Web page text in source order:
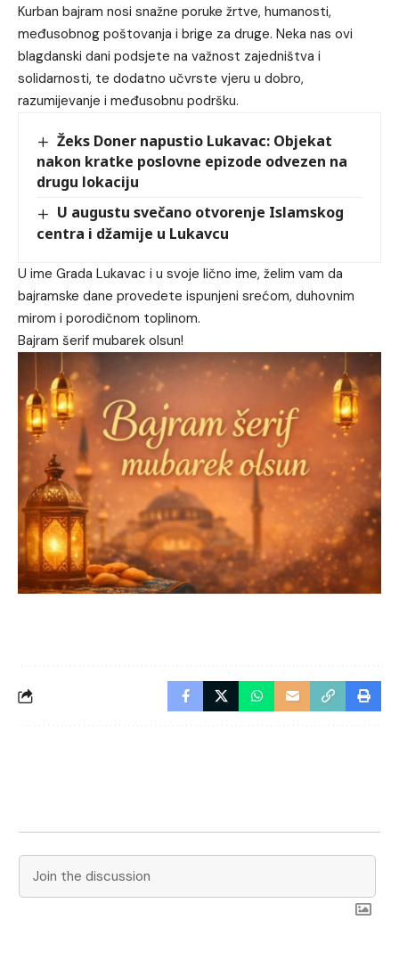
Kurban bajram nosi snažne poruke žrtve, humanosti,
međusobnog poštovanja i brige za druge. Neka nas ovi
blagdanski dani podsjete na važnost zajedništva i
solidarnosti, te dodatno učvrste vjeru u dobro,
razumijevanje i međusobnu podršku.
Žeks Doner napustio Lukavac: Objekat
nakon kratke poslovne epizode odvezen na
drugu lokaciju
U augustu svečano otvorenje Islamskog
centra i džamije u Lukavcu
U ime Grada Lukavac i u svoje lično ime, želim vam da
bajramske dane provedete ispunjeni srećom, duhovnim
mirom i porodičnom toplinom.
Bajram šerif mubarek olsun!